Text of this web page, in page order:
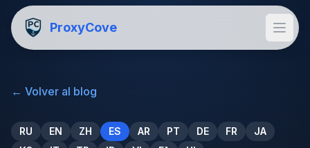
ProxyCove
← Volver al blog
RU EN ZH ES AR PT DE FR
JA